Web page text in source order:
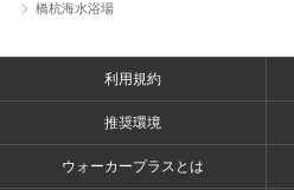
橋杭海水浴場
利用規約
推奨環境
ウォーカープラスとは